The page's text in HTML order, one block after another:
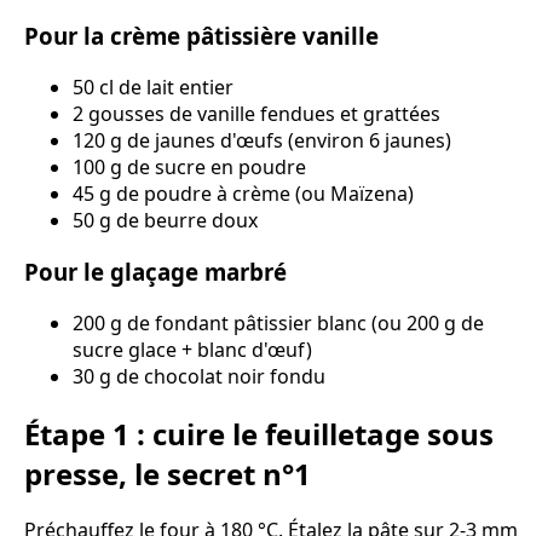
Pour la crème pâtissière vanille
50 cl de lait entier
2 gousses de vanille fendues et grattées
120 g de jaunes d'œufs (environ 6 jaunes)
100 g de sucre en poudre
45 g de poudre à crème (ou Maïzena)
50 g de beurre doux
Pour le glaçage marbré
200 g de fondant pâtissier blanc (ou 200 g de
sucre glace + blanc d'œuf)
30 g de chocolat noir fondu
Étape 1 : cuire le feuilletage sous
presse, le secret n°1
Préchauffez le four à 180 °C. Étalez la pâte sur 2-3 mm